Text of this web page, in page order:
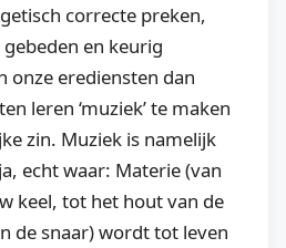
correcte preken,
en keurig
onze erediensten dan
leren ‘muziek’ te maken
zin. Muziek is namelijk
echt waar: Materie (van
keel, tot het hout van de
de snaar) wordt tot leven